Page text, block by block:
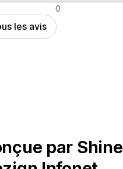
0
les avis
par Shine